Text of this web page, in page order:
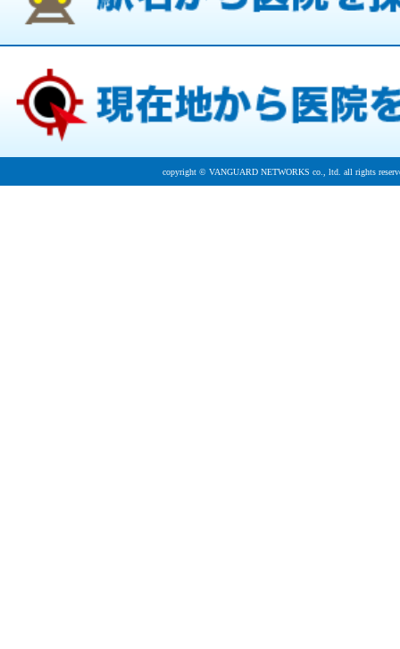
copyright © VANGUARD NETWORKS co., ltd. all rights